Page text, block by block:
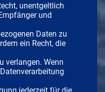
unentgeltlich
und
Daten zu
ein Recht, die
verlangen. Wenn